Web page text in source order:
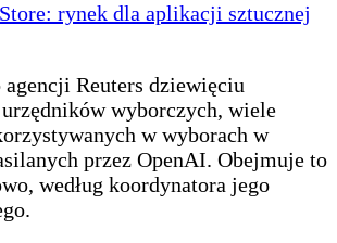
rynek dla aplikacji sztucznej
agencji Reuters dziewięciu
wyborczych, wiele
w wyborach w
przez OpenAI. Obejmuje to
według koordynatora jego